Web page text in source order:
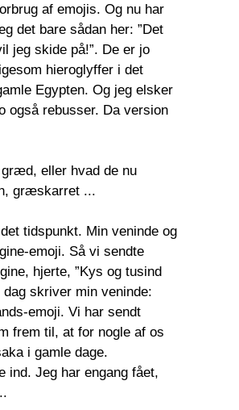
af emojis. Og nu har
det bare sådan her: ”Det
jeg skide på!”. De er jo
hieroglyffer i det
Egypten. Og jeg elsker
også rebusser. Da version
eller hvad de nu
græskarret ...
tidspunkt. Min veninde og
emoji. Så vi sendte
hjerte, ”Kys og tusind
dag skriver min veninde:
emoji. Vi har sendt
frem til, at for nogle af os
i gamle dage.
ind. Jeg har engang fået,